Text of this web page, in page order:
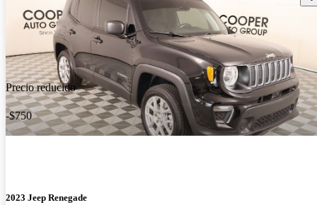
Precio reducido
-$750
2023 Jeep Renegade